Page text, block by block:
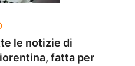
le notizie di
fatta per